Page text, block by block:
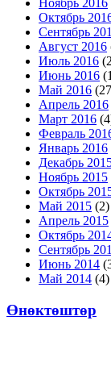
Ноябрь 2016
Октябрь
Сентябрь
Август 2016
Июль 2016
Июнь 2016
Май 2016
Апрель 2016
Март 2016
Февраль
Январь 2016
Декабрь
Ноябрь 2015
Октябрь
Май 2015 (2)
Апрель 2015
Октябрь
Сентябрь
Июнь 2014
Май 2014 (4)
Өнөктөштөр